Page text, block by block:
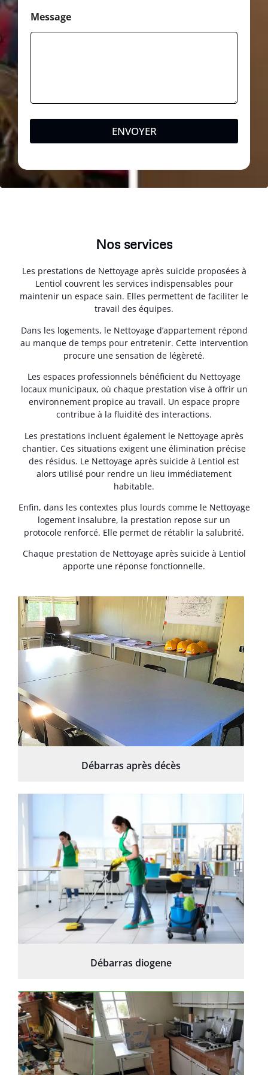
Message
ENVOYER
Nos services
Les prestations de Nettoyage après suicide proposées à
Lentiol couvrent les services indispensables pour
maintenir un espace sain. Elles permettent de faciliter le
travail des équipes.
Dans les logements, le Nettoyage d’appartement répond
au manque de temps pour entretenir. Cette intervention
procure une sensation de légèreté.
Les espaces professionnels bénéficient du Nettoyage
locaux municipaux, où chaque prestation vise à offrir un
environnement propice au travail. Un espace propre
contribue à la fluidité des interactions.
Les prestations incluent également le Nettoyage après
chantier. Ces situations exigent une élimination précise
des résidus. Le Nettoyage après suicide à Lentiol est
alors utilisé pour rendre un lieu immédiatement
habitable.
Enfin, dans les contextes plus lourds comme le Nettoyage
logement insalubre, la prestation repose sur un
protocole renforcé. Elle permet de rétablir la salubrité.
Chaque prestation de Nettoyage après suicide à Lentiol
apporte une réponse fonctionnelle.
Débarras après décès
Débarras diogene